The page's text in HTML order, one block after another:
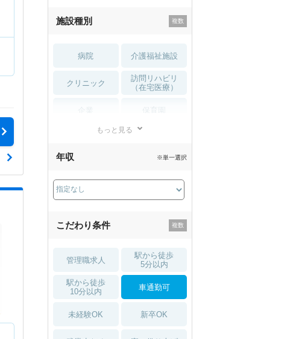
施設種別
病院 介護福祉施設
クリニック
訪問リハビリ
（在宅医療）
薬局・
もっと見る
年収 ※単一選択
こだわり条件
管理職求人
駅から徒歩
5分以内
駅から徒歩
10分以内
車通勤可
未経験OK 新卒OK